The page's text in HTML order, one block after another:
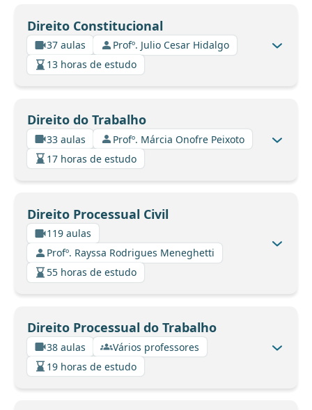
Direito Constitucional
37 aulas
Profº. Julio Cesar Hidalgo
13 horas de estudo
Direito do Trabalho
33 aulas
Profº. Márcia Onofre Peixoto
17 horas de estudo
Direito Processual Civil
119 aulas
Profº. Rayssa Rodrigues Meneghetti
55 horas de estudo
Direito Processual do Trabalho
38 aulas
Vários professores
19 horas de estudo